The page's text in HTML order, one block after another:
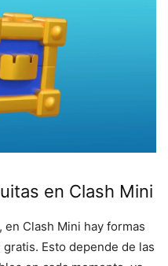
en Clash Mini
Clash Mini hay formas
gratis. Esto depende de las